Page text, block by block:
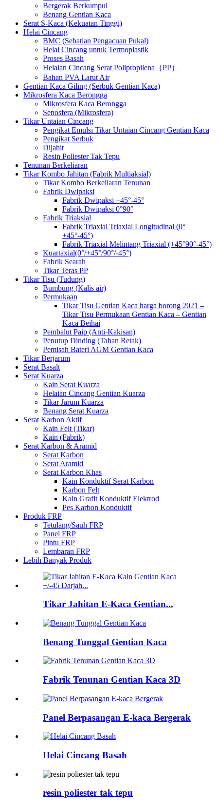
Bergerak Berkumpul
Benang Gentian Kaca
Serat S-Kaca (Kekuatan Tinggi)
Helai Cincang
BMC (Sebatian Pengacuan Pukal)
Helai Cincang untuk Termoplastik
Proses Basah
Helaian Cincang Serat Polipropilena（PP）
Bahan PVA Larut Air
Gentian Kaca Giling (Serbuk Gentian Kaca)
Mikrosfera Kaca Berongga
Mikrosfera Kaca Berongga
Senosfera (Mikrosfera)
Tikar Untaian Cincang
Pengikat Emulsi Tikar Untaian Cincang Gentian Kaca
Pengikat Serbuk
Dijahit
Resin Poliester Tak Tepu
Tenunan Berkeliaran
Tikar Kombo Jahitan (Fabrik Multiaksial)
Tikar Kombo Berkeliaran Tenunan
Fabrik Dwipaksi
Fabrik Dwipaksi +45°-45°
Fabrik Dwipaksi 0°90°
Fabrik Triaksial
Fabrik Triaxial Triaxial Longitudinal (0°
+45°-45°)
Fabrik Triaxial Melintang Triaxial (+45°90°-45°)
Kuartaxial(0°/+45°/90°/-45°)
Fabrik Searah
Tikar Teras PP
Tikar Tisu (Tudung)
Bumbung (Kalis air)
Permukaan
Tikar Tisu Gentian Kaca harga borong 2021 –
Tikar Tisu Permukaan Gentian Kaca – Gentian
Kaca Beihai
Pembalut Paip (Anti-Kakisan)
Penutup Dinding (Tahan Retak)
Pemisah Bateri AGM Gentian Kaca
Tikar Berjarum
Serat Basalt
Serat Kuarza
Kain Serat Kuarza
Helaian Cincang Gentian Kuarza
Tikar Jarum Kuarza
Benang Serat Kuarza
Serat Karbon Aktif
Kain Felt (Tikar)
Kain (Fabrik)
Serat Karbon & Aramid
Serat Karbon
Serat Aramid
Serat Karbon Khas
Kain Konduktif Serat Karbon
Karbon Felt
Kain Grafit Konduktif Elektrod
Pes Karbon Konduktif
Produk FRP
Tetulang/Sauh FRP
Panel FRP
Pintu FRP
Lembaran FRP
Lebih Banyak Produk
Tikar Jahitan E-Kaca Gentian...
Benang Tunggal Gentian Kaca
Fabrik Tenunan Gentian Kaca 3D
Panel Berpasangan E-kaca Bergerak
Helai Cincang Basah
resin poliester tak tepu